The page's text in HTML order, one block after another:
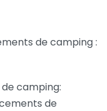
de camping :
camping:
de